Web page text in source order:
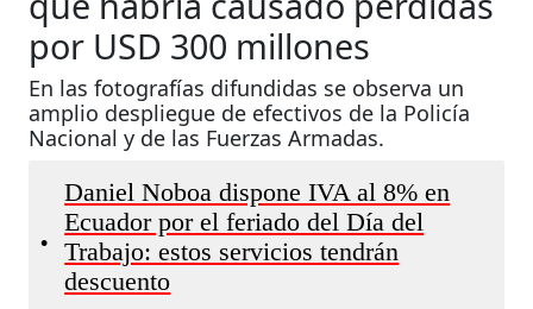
por USD 300 millones
En las fotografías difundidas se observa un
amplio despliegue de efectivos de la Policía
Nacional y de las Fuerzas Armadas.
•
Daniel Noboa dispone IVA al 8% en
Ecuador por el feriado del Día del
Trabajo: estos servicios tendrán
descuento